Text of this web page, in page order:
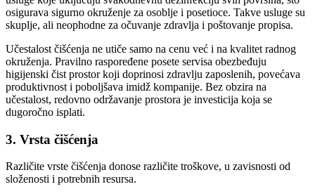
osigurava sigurno okruženje za osoblje i posetioce. Takve usluge su
skuplje, ali neophodne za očuvanje zdravlja i poštovanje propisa.
Učestalost čišćenja ne utiče samo na cenu već i na kvalitet radnog
okruženja. Pravilno raspoređene posete servisa obezbeđuju
higijenski čist prostor koji doprinosi zdravlju zaposlenih, povećava
produktivnost i poboljšava imidž kompanije. Bez obzira na
učestalost, redovno održavanje prostora je investicija koja se
dugoročno isplati.
3. Vrsta čišćenja
Različite vrste čišćenja donose različite troškove, u zavisnosti od
složenosti i potrebnih resursa.